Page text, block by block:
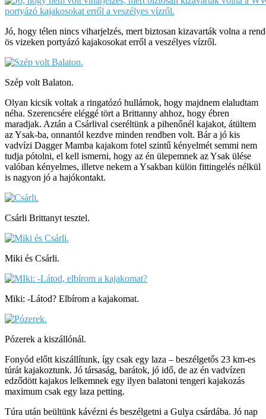
Jó, hogy télen nincs viharjelzés, mert biztosan kizavarták volna a
ös vizeken portyázó kajakosokat erről a veszélyes vízről.
Szép volt Balaton.
Olyan kicsik voltak a ringatózó hullámok, hogy majdnem elaludtam
néha. Szerencsére eléggé tört a Brittanny ahhoz, hogy ébren
maradjak. Aztán a Csárlival cseréltünk a pihenőnél kajakot, átültem
az Ysak-ba, onnantól kezdve minden rendben volt. Bár a jó kis
vadvízi Dagger Mamba kajakom fotel szintű kényelmét semmi nem
tudja pótolni, el kell ismerni, hogy az én ülepemnek az Ysak ülése
valóban kényelmes, illetve nekem a Ysakban külön fittingelés nélkül
is nagyon jó a hajókontakt.
Csárli Brittanyt tesztel.
Miki és Csárli.
Miki: -Látod? Elbírom a kajakomat.
Pózerek a kiszállónál.
Fonyód előtt kiszállítunk, így csak egy laza – beszélgetős 23 km-es
túrát kajakoztunk. Jó társaság, barátok, jó idő, de az én vadvízen
edződött kajakos lelkemnek egy ilyen balatoni tengeri kajakozás
maximum csak egy laza petting.
Túra után beültünk kávézni és beszélgetni a Gulya csárdába. Jó nap